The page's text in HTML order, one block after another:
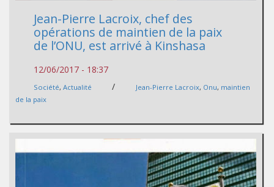
Jean-Pierre Lacroix, chef des
opérations de maintien de la paix
de l’ONU, est arrivé à Kinshasa
12/06/2017 - 18:37
Société, Actualité / Jean-Pierre Lacroix, Onu, maintien
de la paix